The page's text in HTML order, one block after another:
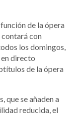
de la ópera
contará con
los domingos,
directo
de la ópera
que se añaden a
reducida, el